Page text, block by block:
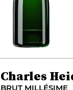
Charles
BRUT MILLÉSIME